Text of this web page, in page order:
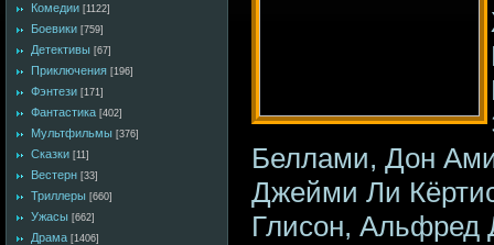
Комедии [1122]
Боевики [759]
Детективы [67]
Приключения [196]
Фэнтези [171]
Фантастика [402]
Мультфильмы [376]
Сказки [11]
Вестерн [33]
Триллеры [660]
Ужасы [662]
Драма [1406]
Беллами, Дон
Джейми Ли
Глисон, Альфред